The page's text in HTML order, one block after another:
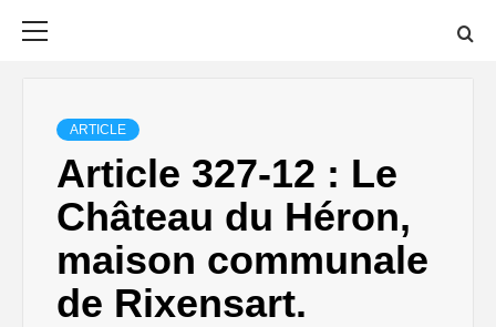
ARTICLE
Article 327-12 : Le
Château du Héron,
maison communale
de Rixensart.